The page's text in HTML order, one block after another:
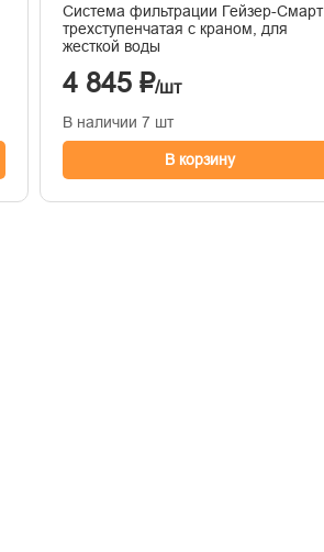
Система фильтрации Гейзер-Смарт
трехступенчатая с краном, для
жесткой воды
4 845 ₽/шт
В наличии 7 шт
В корзину